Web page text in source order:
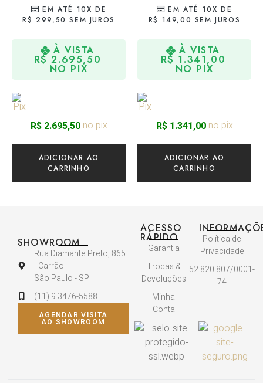
EM ATÉ 10X DE
R$ 299,50 SEM JUROS
À VISTA
R$ 2.695,50
NO PIX
R$2.695,50no pix
ADICIONAR AO
CARRINHO
EM ATÉ 10X DE
R$ 149,00 SEM JUROS
À VISTA
R$ 1.341,00
NO PIX
R$1.341,00no pix
ADICIONAR AO
CARRINHO
SHOWROOM
Rua Diamante Preto, 865
- Carrão
São Paulo - SP
(11) 9 3476-5588
AGENDAR VISITA
AO SHOWROOM
ACESSO
RÁPIDO
Garantia
Trocas &
Devoluções
Minha
Conta
Política de
Privacidade
52.820.807/0001-
74